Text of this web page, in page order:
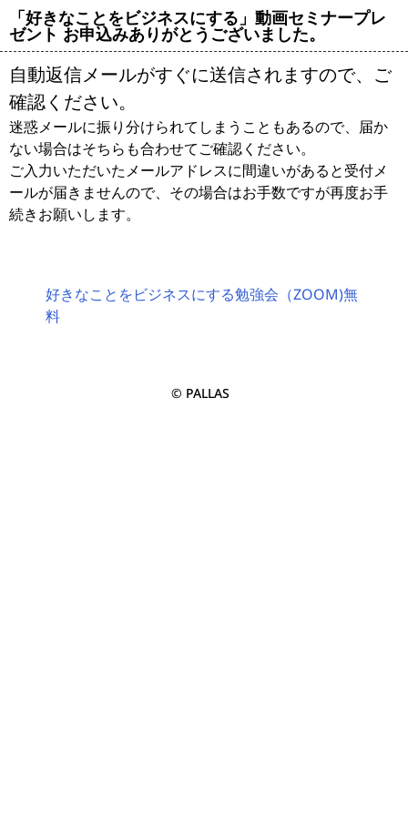
「好きなことをビジネスにする」動画セミナープレ
ゼント お申込みありがとうございました。
自動返信メールがすぐに送信されますので、ご
確認ください。
迷惑メールに振り分けられてしまうこともあるので、届か
ない場合はそちらも合わせてご確認ください。
ご入力いただいたメールアドレスに間違いがあると受付メ
ールが届きませんので、その場合はお手数ですが再度お手
続きお願いします。
好きなことをビジネスにする勉強会（ZOOM)無
料
©️ PALLAS